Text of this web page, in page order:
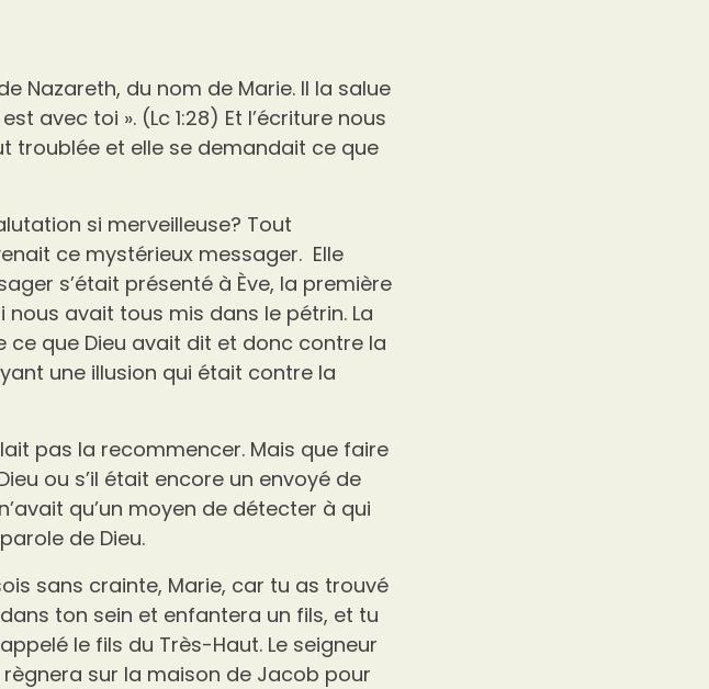
Nazareth, du nom de Marie. Il la salue
avec toi ». (Lc 1:28) Et l’écriture nous
troublée et elle se demandait ce que
si merveilleuse? Tout
ce mystérieux messager. Elle
s’était présenté à Ève, la première
avait tous mis dans le pétrin. La
que Dieu avait dit et donc contre la
une illusion qui était contre la
pas la recommencer. Mais que faire
ou s’il était encore un envoyé de
qu’un moyen de détecter à qui
de Dieu.
sans crainte, Marie, car tu as trouvé
ton sein et enfantera un fils, et tu
le fils du Très-Haut. Le seigneur
règnera sur la maison de Jacob pour